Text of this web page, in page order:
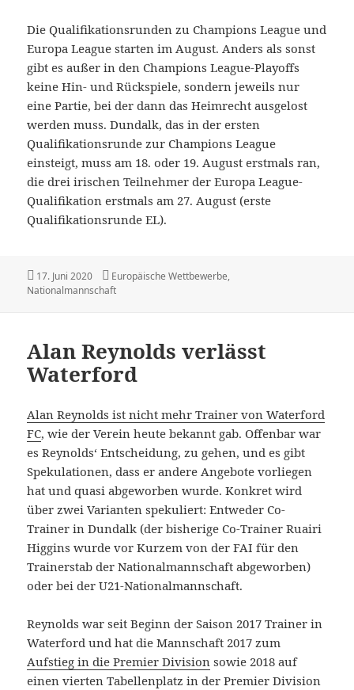
Die Qualifikationsrunden zu Champions League und
Europa League starten im August. Anders als sonst
gibt es außer in den Champions League-Playoffs
keine Hin- und Rückspiele, sondern jeweils nur
eine Partie, bei der dann das Heimrecht ausgelost
werden muss. Dundalk, das in der ersten
Qualifikationsrunde zur Champions League
einsteigt, muss am 18. oder 19. August erstmals ran,
die drei irischen Teilnehmer der Europa League-
Qualifikation erstmals am 27. August (erste
Qualifikationsrunde EL).
Veröffentlicht
am
17. Juni 2020 Kategorien
Europäische Wettbewerbe,
Nationalmannschaft
Alan Reynolds verlässt
Waterford
Alan Reynolds ist nicht mehr Trainer von Waterford
FC, wie der Verein heute bekannt gab. Offenbar war
es Reynolds‘ Entscheidung, zu gehen, und es gibt
Spekulationen, dass er andere Angebote vorliegen
hat und quasi abgeworben wurde. Konkret wird
über zwei Varianten spekuliert: Entweder Co-
Trainer in Dundalk (der bisherige Co-Trainer Ruairi
Higgins wurde vor Kurzem von der FAI für den
Trainerstab der Nationalmannschaft abgeworben)
oder bei der U21-Nationalmannschaft.
Reynolds war seit Beginn der Saison 2017 Trainer in
Waterford und hat die Mannschaft 2017 zum
Aufstieg in die Premier Division sowie 2018 auf
einen vierten Tabellenplatz in der Premier Division